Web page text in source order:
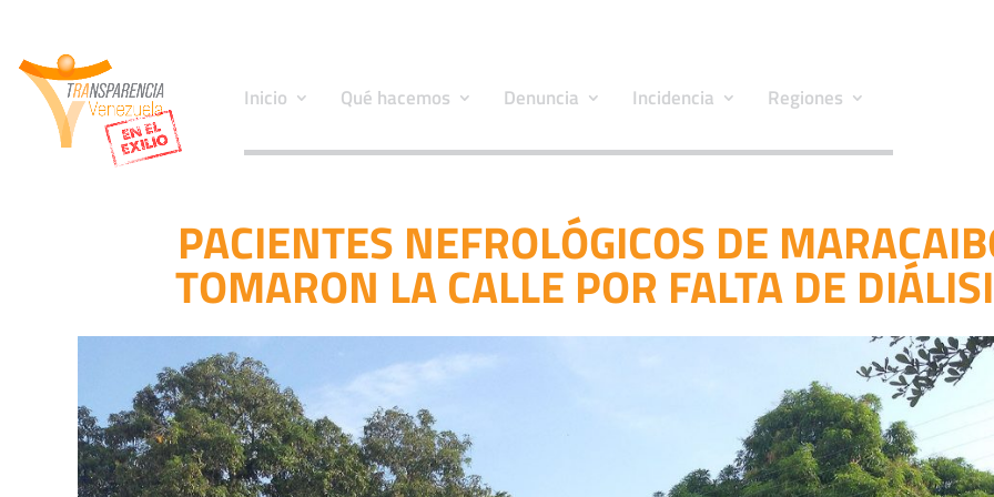
Inicio Qué hacemos Denuncia Incidencia Regiones
PACIENTES NEFROLÓGICOS DE
TOMARON LA CALLE POR FALTA DE